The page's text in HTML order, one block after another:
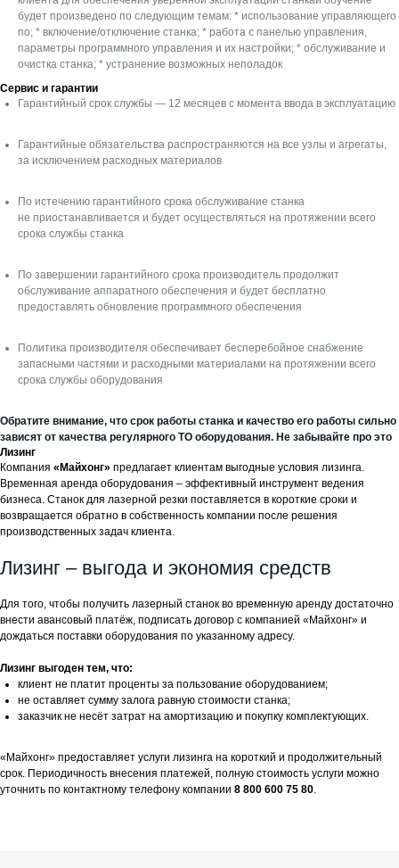
будет произведено по следующим темам: * использование управляющего
по; * включение/отключение станка; * работа с панелью управления,
параметры программного управления и их настройки; * обслуживание и
очистка станка; * устранение возможных неполадок
Сервис и гарантии
Гарантийный срок службы — 12 месяцев с момента ввода в эксплуатацию
Гарантийные обязательства распространяются на все узлы и агрегаты,
за исключением расходных материалов
По истечению гарантийного срока обслуживание станка
не приостанавливается и будет осуществляться на протяжении всего
срока службы станка
По завершении гарантийного срока производитель продолжит
обслуживание аппаратного обеспечения и будет бесплатно
предоставлять обновление программного обеспечения
Политика производителя обеспечивает бесперебойное снабжение
запасными частями и расходными материалами на протяжении всего
срока службы оборудования
Обратите внимание, что срок работы станка и качество его работы сильно
зависят от качества регулярного ТО оборудования. Не забывайте про это
Лизинг
Компания «Майхонг» предлагает клиентам выгодные условия лизинга.
Временная аренда оборудования – эффективный инструмент ведения
бизнеса. Станок для лазерной резки поставляется в короткие сроки и
возвращается обратно в собственность компании после решения
производственных задач клиента.
Лизинг – выгода и экономия средств
Для того, чтобы получить лазерный станок во временную аренду достаточно
внести авансовый платёж, подписать договор с компанией «Майхонг» и
дождаться поставки оборудования по указанному адресу.
Лизинг выгоден тем, что:
клиент не платит проценты за пользование оборудованием;
не оставляет сумму залога равную стоимости станка;
заказчик не несёт затрат на амортизацию и покупку комплектующих.
«Майхонг» предоставляет услуги лизинга на короткий и продолжительный
срок. Периодичность внесения платежей, полную стоимость услуги можно
уточнить по контактному телефону компании 8 800 600 75 80.
Станки у клиентов
Отзывы
Контакты
Блог
Мы в соцсетях:
Политика конфиденциальности
Пользовательское Соглашение
Согласие на обработку
Ⓒ 2024 “Майхонг-Трейдинг”. Все права защищены.
Информация на сайте не является публичной офертой.